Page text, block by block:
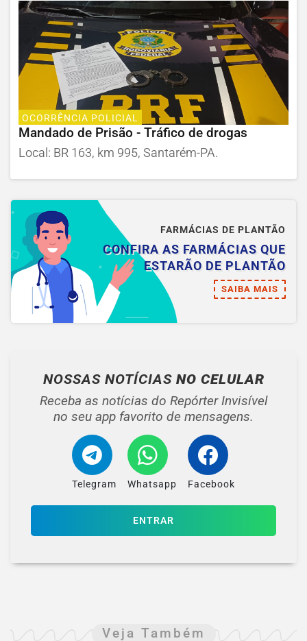
OCORRÊNCIA POLICIAL
Mandado de Prisão - Tráfico de drogas
Local: BR 163, km 995, Santarém-PA.
FARMÁCIAS DE PLANTÃO
CONFIRA AS FARMÁCIAS QUE
ESTARÃO DE PLANTÃO
SAIBA MAIS
NOSSAS NOTÍCIAS NO CELULAR
Receba as notícias do Repórter Invisível
no seu app favorito de mensagens.
Telegram Whatsapp Facebook
ENTRAR
Veja Também